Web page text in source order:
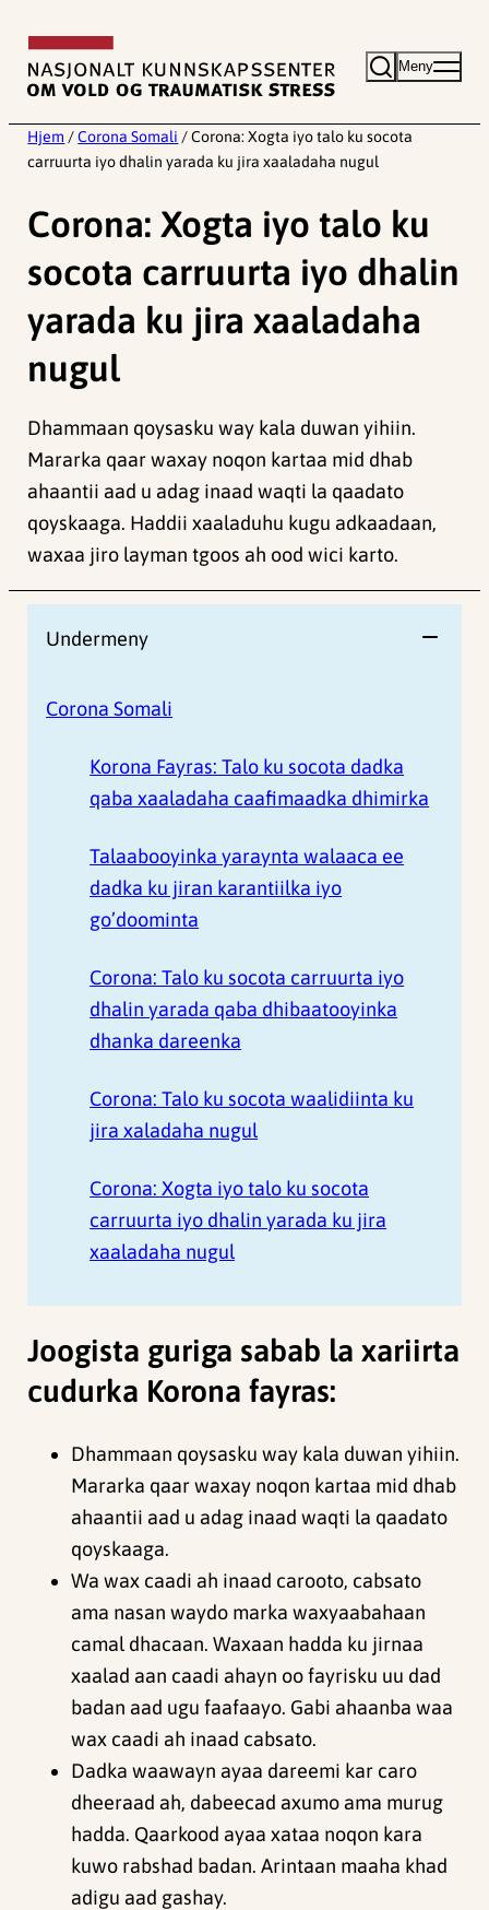
innhold
Meny
Hjem / Corona Somali / Corona: Xogta iyo talo ku socota
carruurta iyo dhalin yarada ku jira xaaladaha nugul
Corona: Xogta iyo talo ku
socota carruurta iyo dhalin
yarada ku jira xaaladaha
nugul
Dhammaan qoysasku way kala duwan yihiin.
Mararka qaar waxay noqon kartaa mid dhab
ahaantii aad u adag inaad waqti la qaadato
qoyskaaga. Haddii xaaladuhu kugu adkaadaan,
waxaa jiro layman tgoos ah ood wici karto.
Undermeny
Corona Somali
Korona Fayras: Talo ku socota dadka
qaba xaaladaha caafimaadka dhimirka
Talaabooyinka yaraynta walaaca ee
dadka ku jiran karantiilka iyo
go’doominta
Corona: Talo ku socota carruurta iyo
dhalin yarada qaba dhibaatooyinka
dhanka dareenka
Corona: Talo ku socota waalidiinta ku
jira xaladaha nugul
Corona: Xogta iyo talo ku socota
carruurta iyo dhalin yarada ku jira
xaaladaha nugul
Joogista guriga sabab la xariirta
cudurka Korona fayras:
Dhammaan qoysasku way kala duwan yihiin.
Mararka qaar waxay noqon kartaa mid dhab
ahaantii aad u adag inaad waqti la qaadato
qoyskaaga.
Wa wax caadi ah inaad carooto, cabsato
ama nasan waydo marka waxyaabahaan
camal dhacaan. Waxaan hadda ku jirnaa
xaalad aan caadi ahayn oo fayrisku uu dad
badan aad ugu faafaayo. Gabi ahaanba waa
wax caadi ah inaad cabsato.
Dadka waawayn ayaa dareemi kar caro
dheeraad ah, dabeecad axumo ama murug
hadda. Qaarkood ayaa xataa noqon kara
kuwo rabshad badan. Arintaan maaha khad
adigu aad gashay.